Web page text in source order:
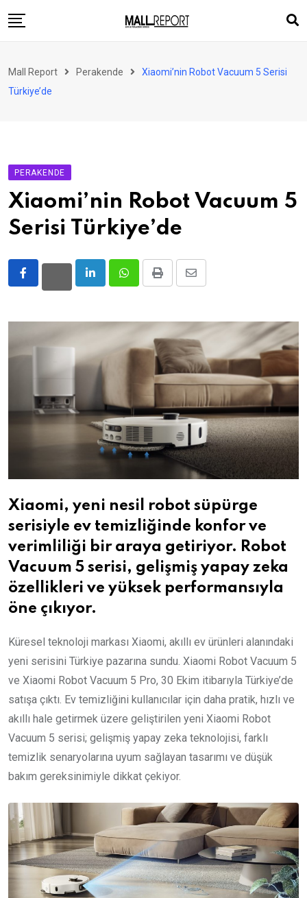
to
Perakende
Ürün ve Hizmet
Enerji
Haber
Gündem
Atamalar
Mall Report Perakende
Xiaomi’nin Robot Vacuum 5 Serisi
Türkiye’de
PERAKENDE
Xiaomi’nin Robot Vacuum 5
Serisi Türkiye’de
LinkedInWhatsappPrint
Share
Email
Xiaomi, yeni nesil robot süpürge
serisiyle ev temizliğinde konfor ve
verimliliği bir araya getiriyor. Robot
Vacuum 5 serisi, gelişmiş yapay zeka
özellikleri ve yüksek performansıyla
öne çıkıyor.
Küresel teknoloji markası Xiaomi, akıllı ev ürünleri alanındaki
yeni serisini Türkiye pazarına sundu. Xiaomi Robot Vacuum 5
ve Xiaomi Robot Vacuum 5 Pro, 30 Ekim itibarıyla Türkiye’de
satışa çıktı. Ev temizliğini kullanıcılar için daha pratik, hızlı ve
akıllı hale getirmek üzere geliştirilen yeni Xiaomi Robot
Vacuum 5 serisi; gelişmiş yapay zeka teknolojisi, farklı
temizlik senaryolarına uyum sağlayan tasarımı ve düşük
bakım gereksinimiyle dikkat çekiyor.